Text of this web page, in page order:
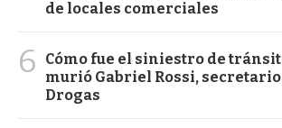
de locales comerciales
6
Cómo fue el siniestro de
murió Gabriel Rossi,
Drogas